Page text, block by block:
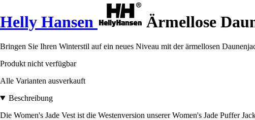
Helly Hansen Ärmellose
Bringen Sie Ihren Winterstil auf ein neues Niveau mit der ärmellosen
Produkt nicht verfügbar
Alle Varianten ausverkauft
Beschreibung
Die Women's Jade Vest ist die Westenversion unserer Women's Jade Puffer